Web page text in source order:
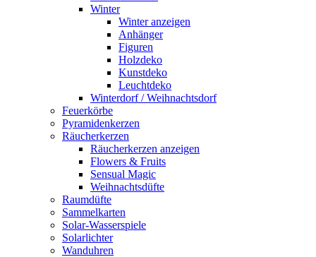
Winter
Winter anzeigen
Anhänger
Figuren
Holzdeko
Kunstdeko
Leuchtdeko
Winterdorf / Weihnachtsdorf
Feuerkörbe
Pyramidenkerzen
Räucherkerzen
Räucherkerzen anzeigen
Flowers & Fruits
Sensual Magic
Weihnachtsdüfte
Raumdüfte
Sammelkarten
Solar-Wasserspiele
Solarlichter
Wanduhren